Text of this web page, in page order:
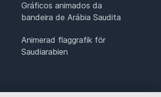
Gráficos animados da
bandeira de Arábia Saudita
Animerad flaggrafik för
Saudiarabien